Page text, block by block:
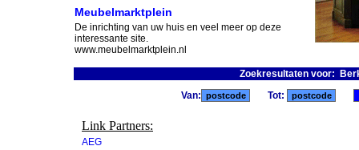
Meubelmarktplein
De inrichting van uw huis en veel meer op deze
interessante site.
www.meubelmarktplein.nl
Zoekresultaten voor:
Link Partners:
AEG
Van: Tot: